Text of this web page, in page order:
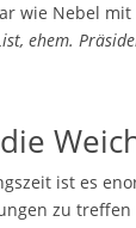
wie Nebel
ehem.
ist es
zu treffen